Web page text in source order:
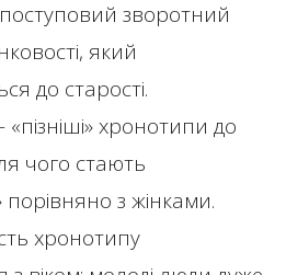
зворотний
який
до старості.
хронотипи до
чого стають
порівняно з жінками.
хронотипу